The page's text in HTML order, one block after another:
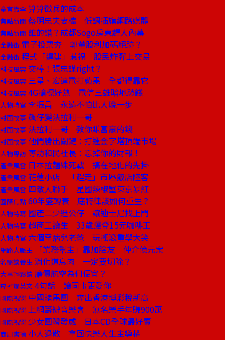
童言識李 算算徵兵的成本
焦點新聞 蔡明忠夫妻檔 低調插旗網路媒體
焦點新聞 誰的錯？成都Sogo房東趕人內幕
金融街 電子投票夯 郭董股利加碼絕跡？
金融街 程式「違建」惹禍 股民炸彈上交易
科技風雲 交棒！張忠謀right？
科技風雲 三星、宏達電打蘋果 全都得靠它
科技風雲 4G搶標好熱 電信三雄暗地愁錢
人物特寫 李振昌 永遠不怕比人晚一步
封面故事 飆仔變法拉利一哥
封面故事 法拉利一哥 教你賺富豪的錢
封面故事 他們勝出關鍵：打進金字塔頂端市場
人物專訪 專訪和民社長：忘掉你的財報！
產業風雲 日本拉麵殊死戰 搞在地化的先掛
產業風雲 花蓮小店 「趕走」市區飯店陸客
產業風雲 四敵人聯手 星國辣椒蟹東京暴紅
國際焦點 60年盛轉衰 底特律該如何重生？
人物特寫 國產二少迷公仔 讓迪士尼找上門
人物特寫 超商工讀生 33歲躍登15元咖啡王
人物特寫 六個罕病兒老爸 玩搖滾重學大笑
網路人脈王 「業務幫主」靠加臉友 仲介億元案
名醫談養生 消化道息肉 一定要切除？
大事輕鬆讀 廉價航空為何便宜？
戒掉爛英文 4句話 讓同事更愛你
國際視窗 中國賭馬團 奔出香港博彩稅新高
國際視窗 上網籌辦音樂會 無名樂手年賺900萬
國際視窗 少女團體發威 日本CD全球最好賣
商周書摘 小人退散 拿回快樂人生主導權